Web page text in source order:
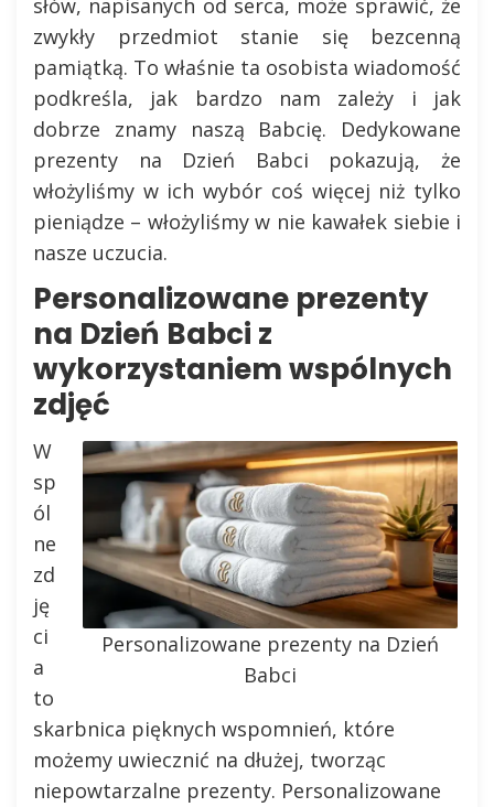
słów, napisanych od serca, może sprawić, że
zwykły przedmiot stanie się bezcenną
pamiątką. To właśnie ta osobista wiadomość
podkreśla, jak bardzo nam zależy i jak
dobrze znamy naszą Babcię. Dedykowane
prezenty na Dzień Babci pokazują, że
włożyliśmy w ich wybór coś więcej niż tylko
pieniądze – włożyliśmy w nie kawałek siebie i
nasze uczucia.
Personalizowane prezenty
na Dzień Babci z
wykorzystaniem wspólnych
zdjęć
Personalizowane prezenty na Dzień
Babci
W
sp
ól
ne
zd
ję
ci
a
to
skarbnica pięknych wspomnień, które
możemy uwiecznić na dłużej, tworząc
niepowtarzalne prezenty. Personalizowane